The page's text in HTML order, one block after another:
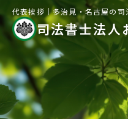
代表挨拶｜多治見・名古屋の司
司法書士法人